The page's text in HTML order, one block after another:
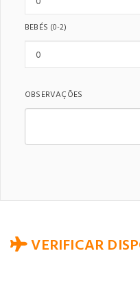
BEBÉS (0-2)
OBSERVAÇÕES
VERIFICAR